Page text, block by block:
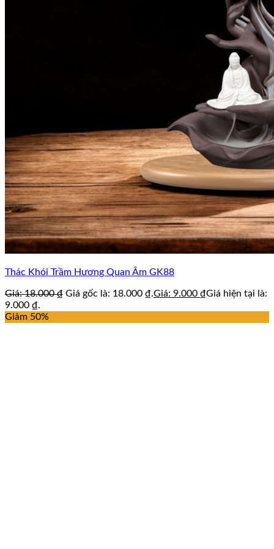
Thác Khói Trầm Hương Quan Âm GK88
Giá: 18.000₫ Giá gốc là: 18.000 ₫.Giá: 9.000 ₫Giá hiện tại là:
9.000 ₫.
Giảm 50%